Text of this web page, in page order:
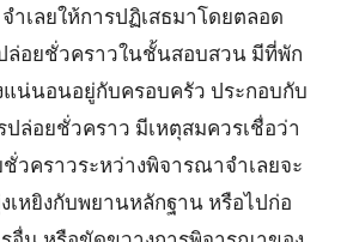
ำเลยให้การปฏิเสธมาโดยตลอด
ล่อยชั่วคราวในชั้นสอบสวน มีที่พัก
น่นอนอยู่กับครอบครัว ประกอบกับ
ล่อยชั่วคราว มีเหตุสมควรเชื่อว่า
วคราวระหว่างพิจารณาจำเลยจะ
เหยิงกับพยานหลักฐาน หรือไปก่อ